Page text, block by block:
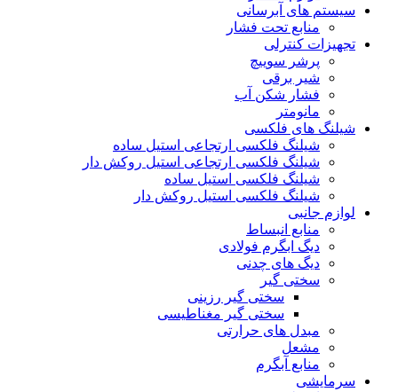
سیستم های آبرسانی
منابع تحت فشار
تجهیزات کنترلی
پرشر سوییچ
شیر برقی
فشار شکن آب
مانومتر
شیلنگ های فلکسی
شیلنگ فلکسی ارتجاعی استیل ساده
شیلنگ فلکسی ارتجاعی استیل روکش دار
شیلنگ فلکسی استیل ساده
شیلنگ فلکسی استیل روکش دار
لوازم جانبی
منابع انبساط
دیگ ابگرم فولادی
دیگ های چدنی
سختی گیر
سختی گیر رزینی
سختی گیر مغناطیسی
مبدل های حرارتی
مشعل
منابع آبگرم
سرمایشی